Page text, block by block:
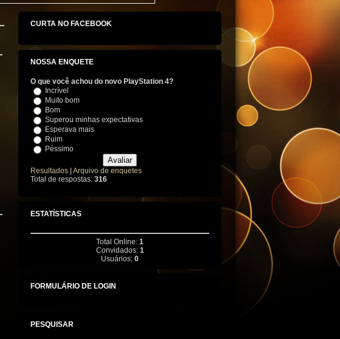
CURTA NO FACEBOOK
NOSSA ENQUETE
O que você achou do novo PlayStation 4?
Incrível
Muito bom
Bom
Superou minhas expectativas
Esperava mais
Ruim
Péssimo
Resultados Arquivo de enquetes
Total de respostas: 316
ESTATÍSTICAS
Total Online: 1
Convidados: 1
Usuários: 0
FORMULÁRIO DE LOGIN
PESQUISAR